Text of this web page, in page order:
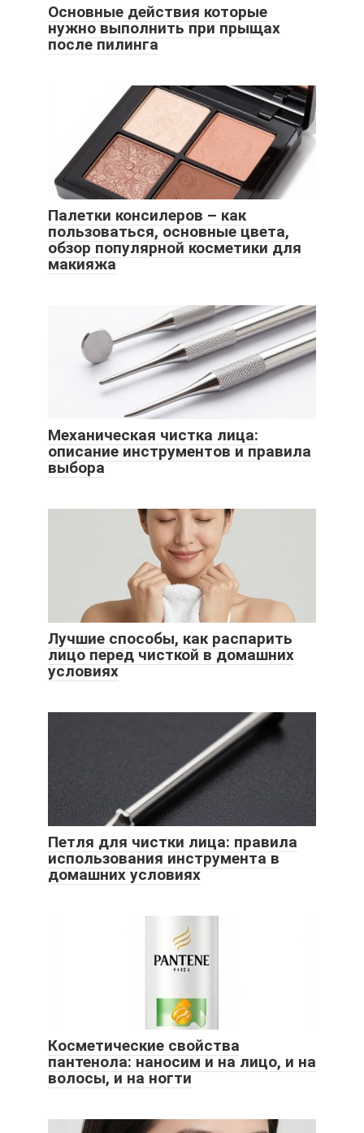
Основные действия которые
нужно выполнить при прыщах
после пилинга
Палетки консилеров – как
пользоваться, основные цвета,
обзор популярной косметики для
макияжа
Механическая чистка лица:
описание инструментов и правила
выбора
Лучшие способы, как распарить
лицо перед чисткой в домашних
условиях
Петля для чистки лица: правила
использования инструмента в
домашних условиях
Косметические свойства
пантенола: наносим и на лицо, и на
волосы, и на ногти